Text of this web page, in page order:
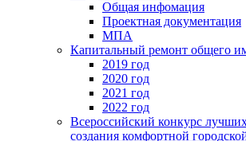
Общая инфомация
Проектная документация
МПА
Капитальный ремонт общего
2019 год
2020 год
2021 год
2022 год
Всероссийский конкурс
создания комфортной